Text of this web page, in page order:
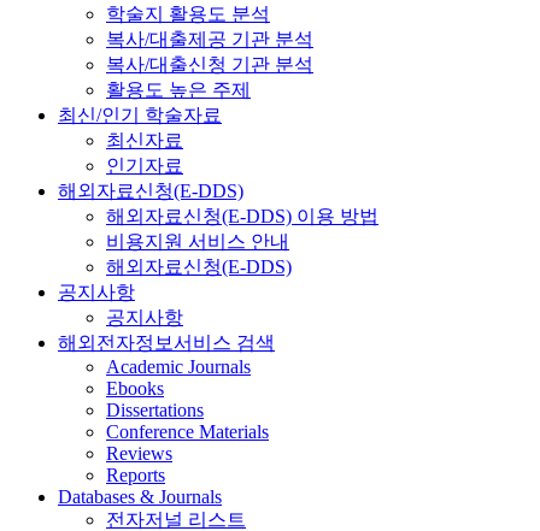
학술지 활용도 분석
복사/대출제공 기관 분석
복사/대출신청 기관 분석
활용도 높은 주제
최신/인기 학술자료
최신자료
인기자료
해외자료신청(E-DDS)
해외자료신청(E-DDS) 이용 방법
비용지원 서비스 안내
해외자료신청(E-DDS)
공지사항
공지사항
해외전자정보서비스 검색
Academic Journals
Ebooks
Dissertations
Conference Materials
Reviews
Reports
Databases & Journals
전자저널 리스트